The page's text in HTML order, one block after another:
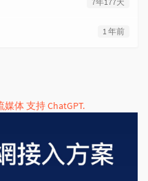
1 年前
体 支持 ChatGPT.